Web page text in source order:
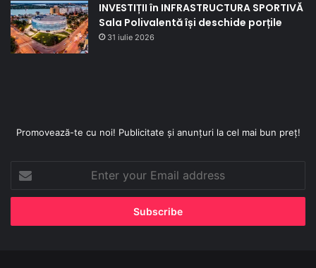
INVESTIȚII în INFRASTRUCTURA SPORTIVĂ
Sala Polivalentă își deschide porțile
31 iulie 2026
Promovează-te cu noi! Publicitate și anunțuri la cel mai bun preț!
Enter
your
Email